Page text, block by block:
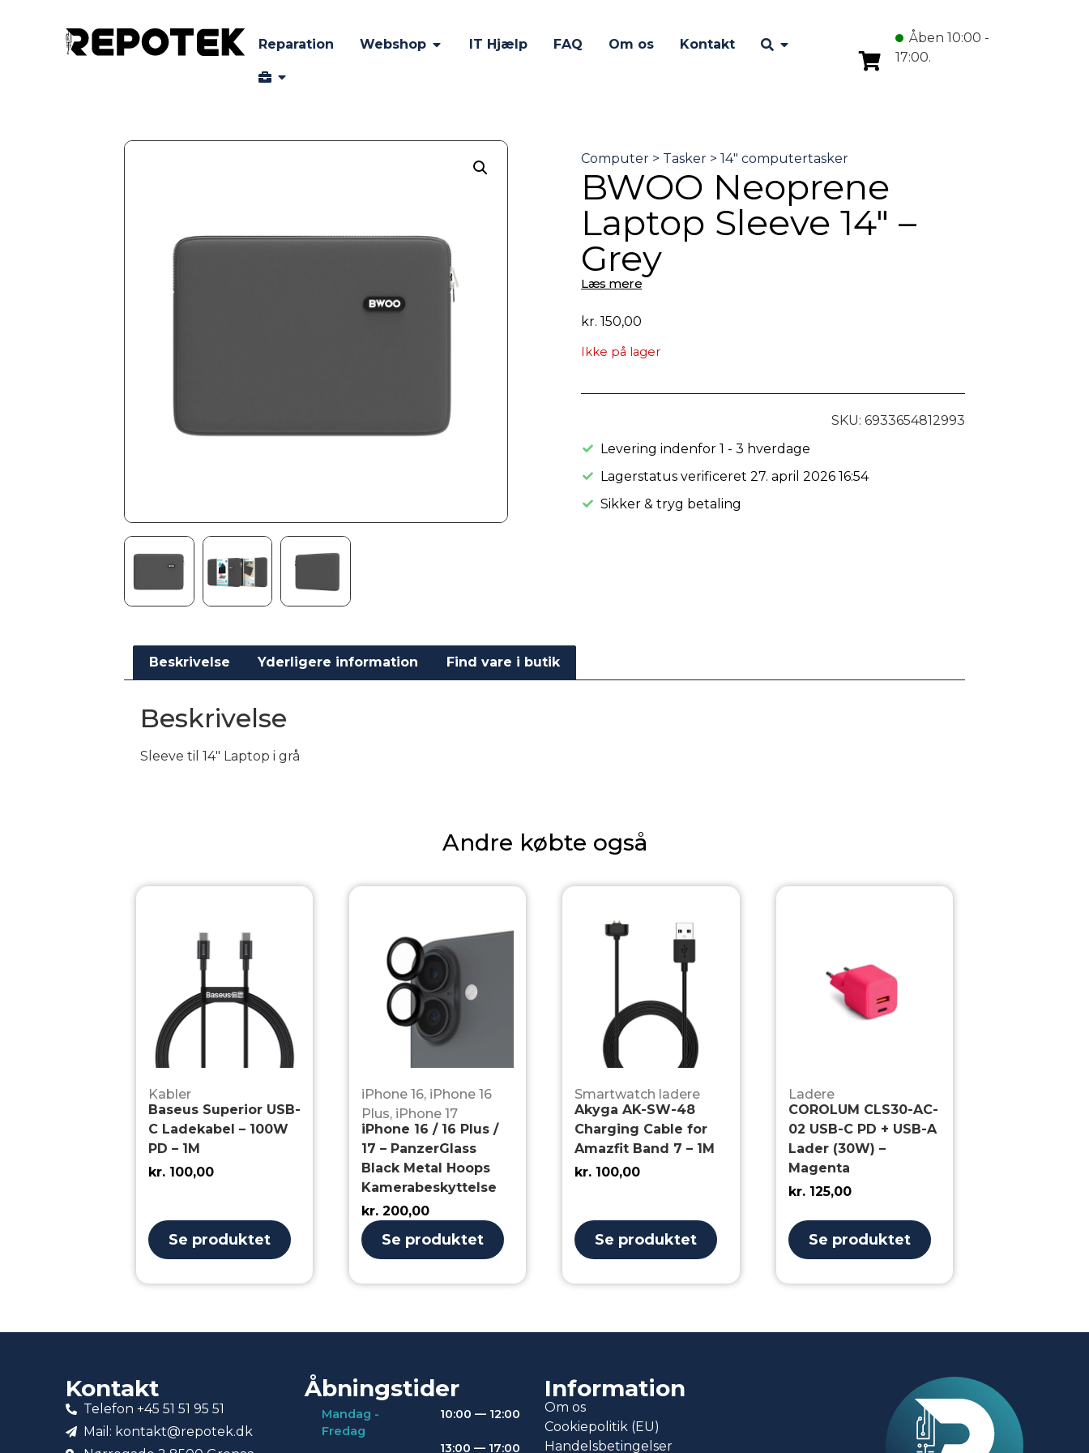
Reparation Webshop IT Hjælp FAQ Om os Kontakt
Åben 10:00 -
17:00.
BWOO Neoprene
Laptop Sleeve 14″ –
Grey
Læs mere
kr. 150,00
Ikke på lager
SKU: 6933654812993
Levering indenfor 1 - 3 hverdage
Lagerstatus verificeret 27. april 2026 16:54
Sikker & tryg betaling
Beskrivelse Yderligere information Find vare i butik
Beskrivelse
Sleeve til 14″ Laptop i grå
Andre købte også
Kabler
Baseus Superior USB-
C Ladekabel – 100W
PD – 1M
kr.100,00
Se produktet
iPhone 16, iPhone 16
Plus, iPhone 17
iPhone 16 / 16 Plus /
17 – PanzerGlass
Black Metal Hoops
Kamerabeskyttelse
kr. 200,00
Se produktet
Smartwatch ladere
Akyga AK-SW-48
Charging Cable for
Amazfit Band 7 – 1M
kr. 100,00
Se produktet
Ladere
COROLUM CLS30-AC-
02 USB-C PD + USB-A
Lader (30W) –
Magenta
kr.125,00
Se produktet
Kontakt
Telefon +45 51 51 95 51
Mail: kontakt@repotek.dk
Åbningstider
Mandag -
Fredag
10:00 — 12:00
13:00 — 17:00
Information
Om os
Cookiepolitik (EU)
Handelsbetingelser